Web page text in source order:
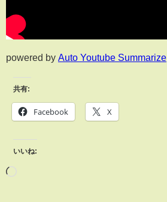
powered by Auto Youtube Summarize
共有:
Facebook X
いいね: